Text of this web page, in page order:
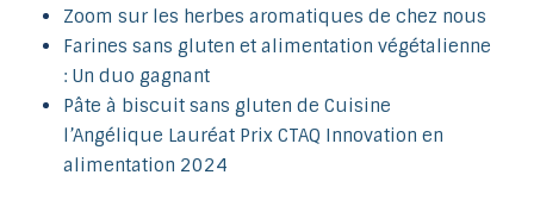
Zoom sur les herbes aromatiques de chez nous
Farines sans gluten et alimentation végétalienne
: Un duo gagnant
Pâte à biscuit sans gluten de Cuisine
l’Angélique Lauréat Prix CTAQ Innovation en
alimentation 2024